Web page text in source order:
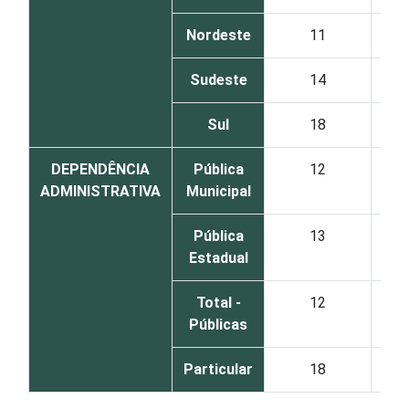
Nordeste 11
Sudeste 14
Sul 18
DEPENDÊNCIA
ADMINISTRATIVA
Pública
Municipal
12
Pública
Estadual
13
Total -
Públicas
12
Particular 18